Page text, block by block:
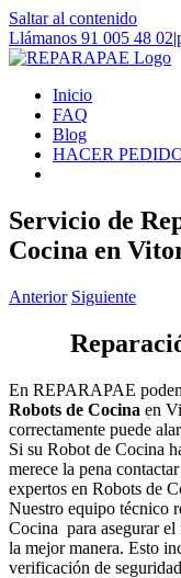
Saltar al contenido
Llámanos 91 005 48 02|
Inicio
FAQ
Blog
HACER
Servicio de
Cocina en
Anterior Siguiente
En REPARAPAE
Robots de Cocina en
correctamente puede
Si su Robot de Cocina
merece la pena
expertos en Robots de
Nuestro equipo técnico
Cocina para asegurar
la mejor manera. Esto
verificación de